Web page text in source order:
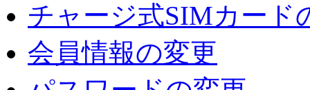
チャージ式SIMカード
会員情報の変更